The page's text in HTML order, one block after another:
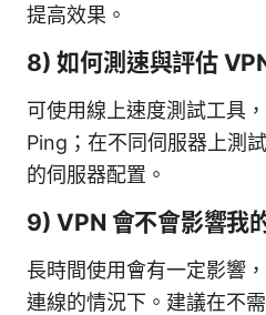
提高效果。
8) 如何測速與評估
可使用線上速度測試工具
Ping；在不同伺服器上測
的伺服器配置。
9) VPN 會不會影響我
長時間使用會有一定影響
連線的情況下。建議在不